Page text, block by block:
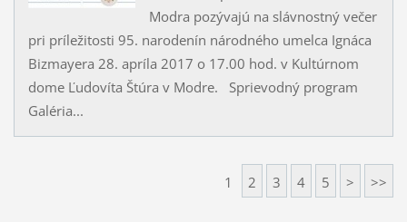
Modra pozývajú na slávnostný večer
pri príležitosti 95. narodenín národného umelca Ignáca
Bizmayera 28. apríla 2017 o 17.00 hod. v Kultúrnom
dome Ľudovíta Štúra v Modre. Sprievodný program
Galéria...
1 2 3 4 5 > >>